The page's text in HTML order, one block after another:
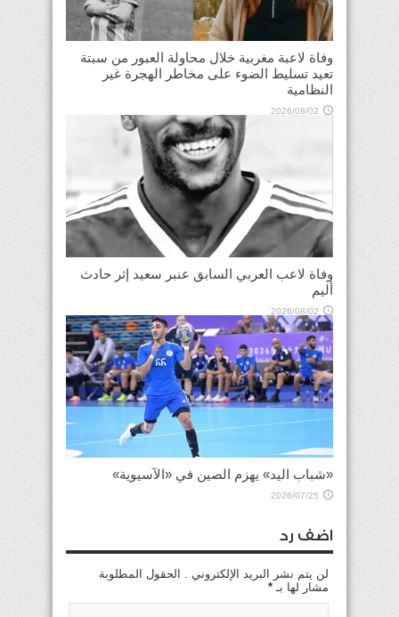
وفاة لاعبة مغربية خلال محاولة العبور من سبتة
تعيد تسليط الضوء على مخاطر الهجرة غير
النظامية
2026/08/02
وفاة لاعب العربي السابق عنبر سعيد إثر حادث
أليم
2026/08/02
«شباب اليد» يهزم الصين في «الآسيوية»
2026/07/25
اضف رد
لن يتم نشر البريد الإلكتروني . الحقول المطلوبة
مشار لها بـ *